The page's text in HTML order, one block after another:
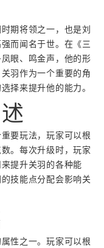
期将领之一，也是刘
而闻名于世。在《三
眼、鸣金声，他的形
羽作为一个重要的角
择来提升他的能力。
要玩法，玩家可以根
。每次升级时，玩家
提升关羽的各种能
技能点分配会影响关
性之一。玩家可以根